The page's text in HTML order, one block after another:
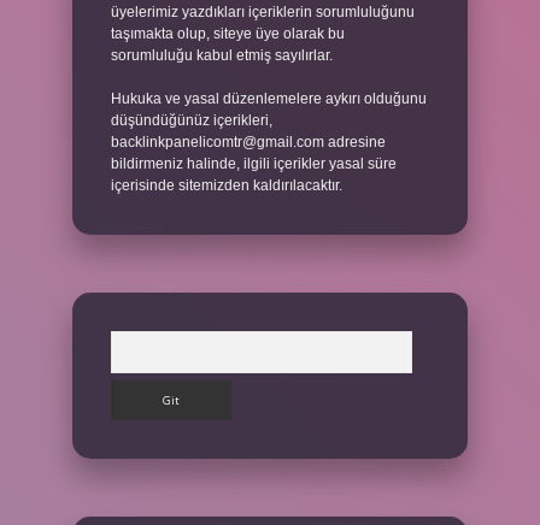
üyelerimiz yazdıkları içeriklerin sorumluluğunu
taşımakta olup, siteye üye olarak bu
sorumluluğu kabul etmiş sayılırlar.
Hukuka ve yasal düzenlemelere aykırı olduğunu
düşündüğünüz içerikleri,
backlinkpanelicomtr@gmail.com adresine
bildirmeniz halinde, ilgili içerikler yasal süre
içerisinde sitemizden kaldırılacaktır.